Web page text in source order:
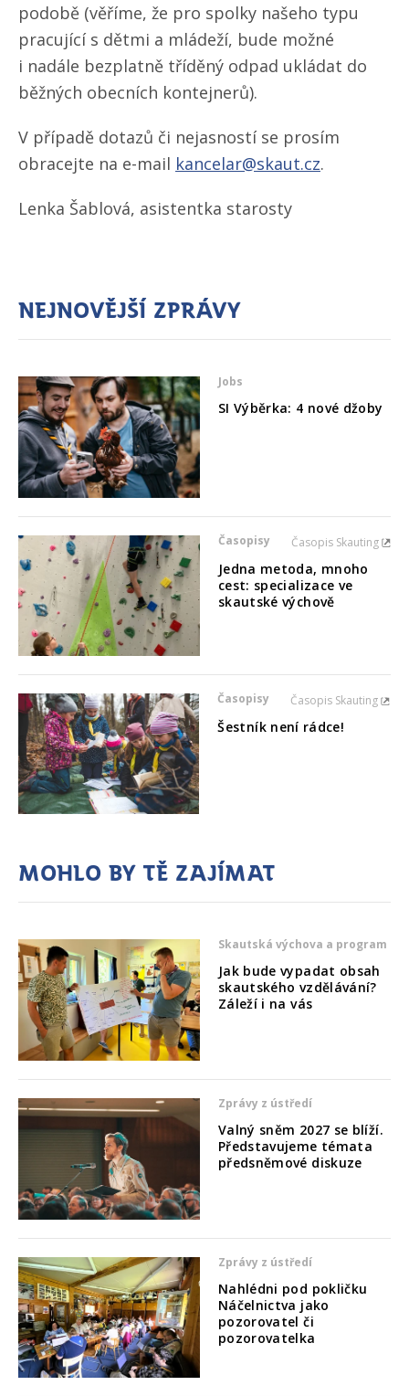
podobě (věříme, že pro spolky našeho typu
pracující s dětmi a mládeží, bude možné
i nadále bezplatně tříděný odpad ukládat do
běžných obecních kontejnerů).
V případě dotazů či nejasností se prosím
obracejte na e-mail kancelar@skaut.cz.
Lenka Šablová, asistentka starosty
Nejnovější zprávy
Jobs
SI Výběrka: 4 nové džoby
Časopisy Časopis Skauting
Jedna metoda, mnoho
cest: specializace ve
skautské výchově
Časopisy Časopis Skauting
Šestník není rádce!
Mohlo by tě zajímat
Skautská výchova a program
Jak bude vypadat obsah
skautského vzdělávání?
Záleží i na vás
Zprávy z ústředí
Valný sněm 2027 se blíží.
Představujeme témata
předsněmové diskuze
Zprávy z ústředí
Nahlédni pod pokličku
Náčelnictva jako
pozorovatel či
pozorovatelka